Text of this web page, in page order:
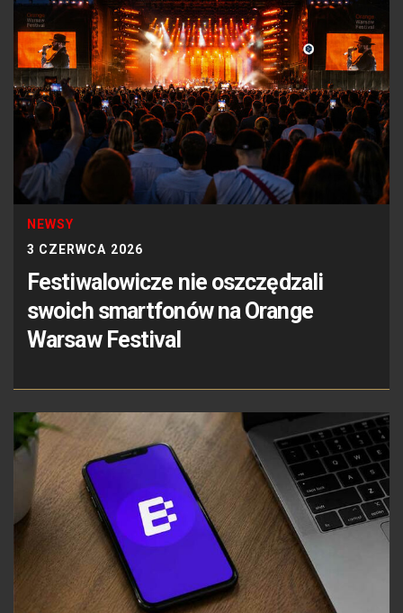
NEWSY
3 CZERWCA 2026
Festiwalowicze nie oszczędzali
swoich smartfonów na Orange
Warsaw Festival